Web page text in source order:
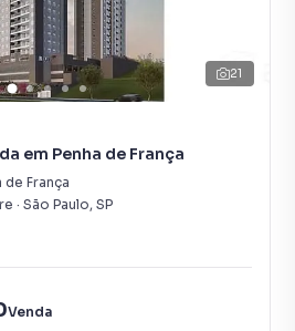
21
em Penha de França
de França
· São Paulo, SP
Venda